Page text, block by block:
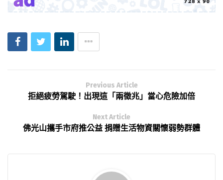
Previous Article
拒絕疲勞駕駛！出現這「兩徵兆」當心危險加倍
Next Article
佛光山攜手市府推公益 捐贈生活物資關懷弱勢群體